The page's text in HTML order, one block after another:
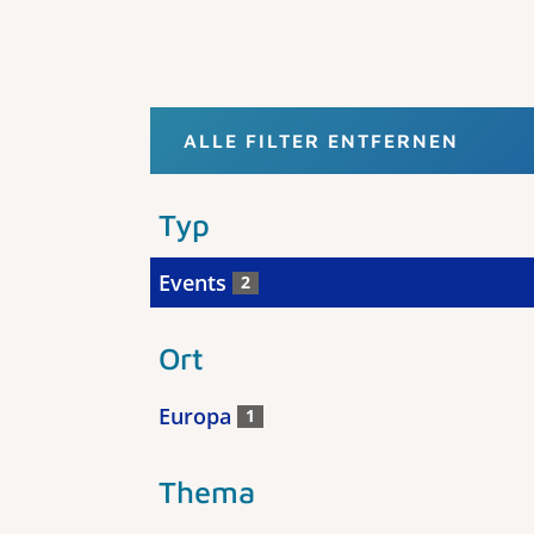
ALLE FILTER ENTFERNEN
Typ
Events 2
Ort
Europa 1
Thema